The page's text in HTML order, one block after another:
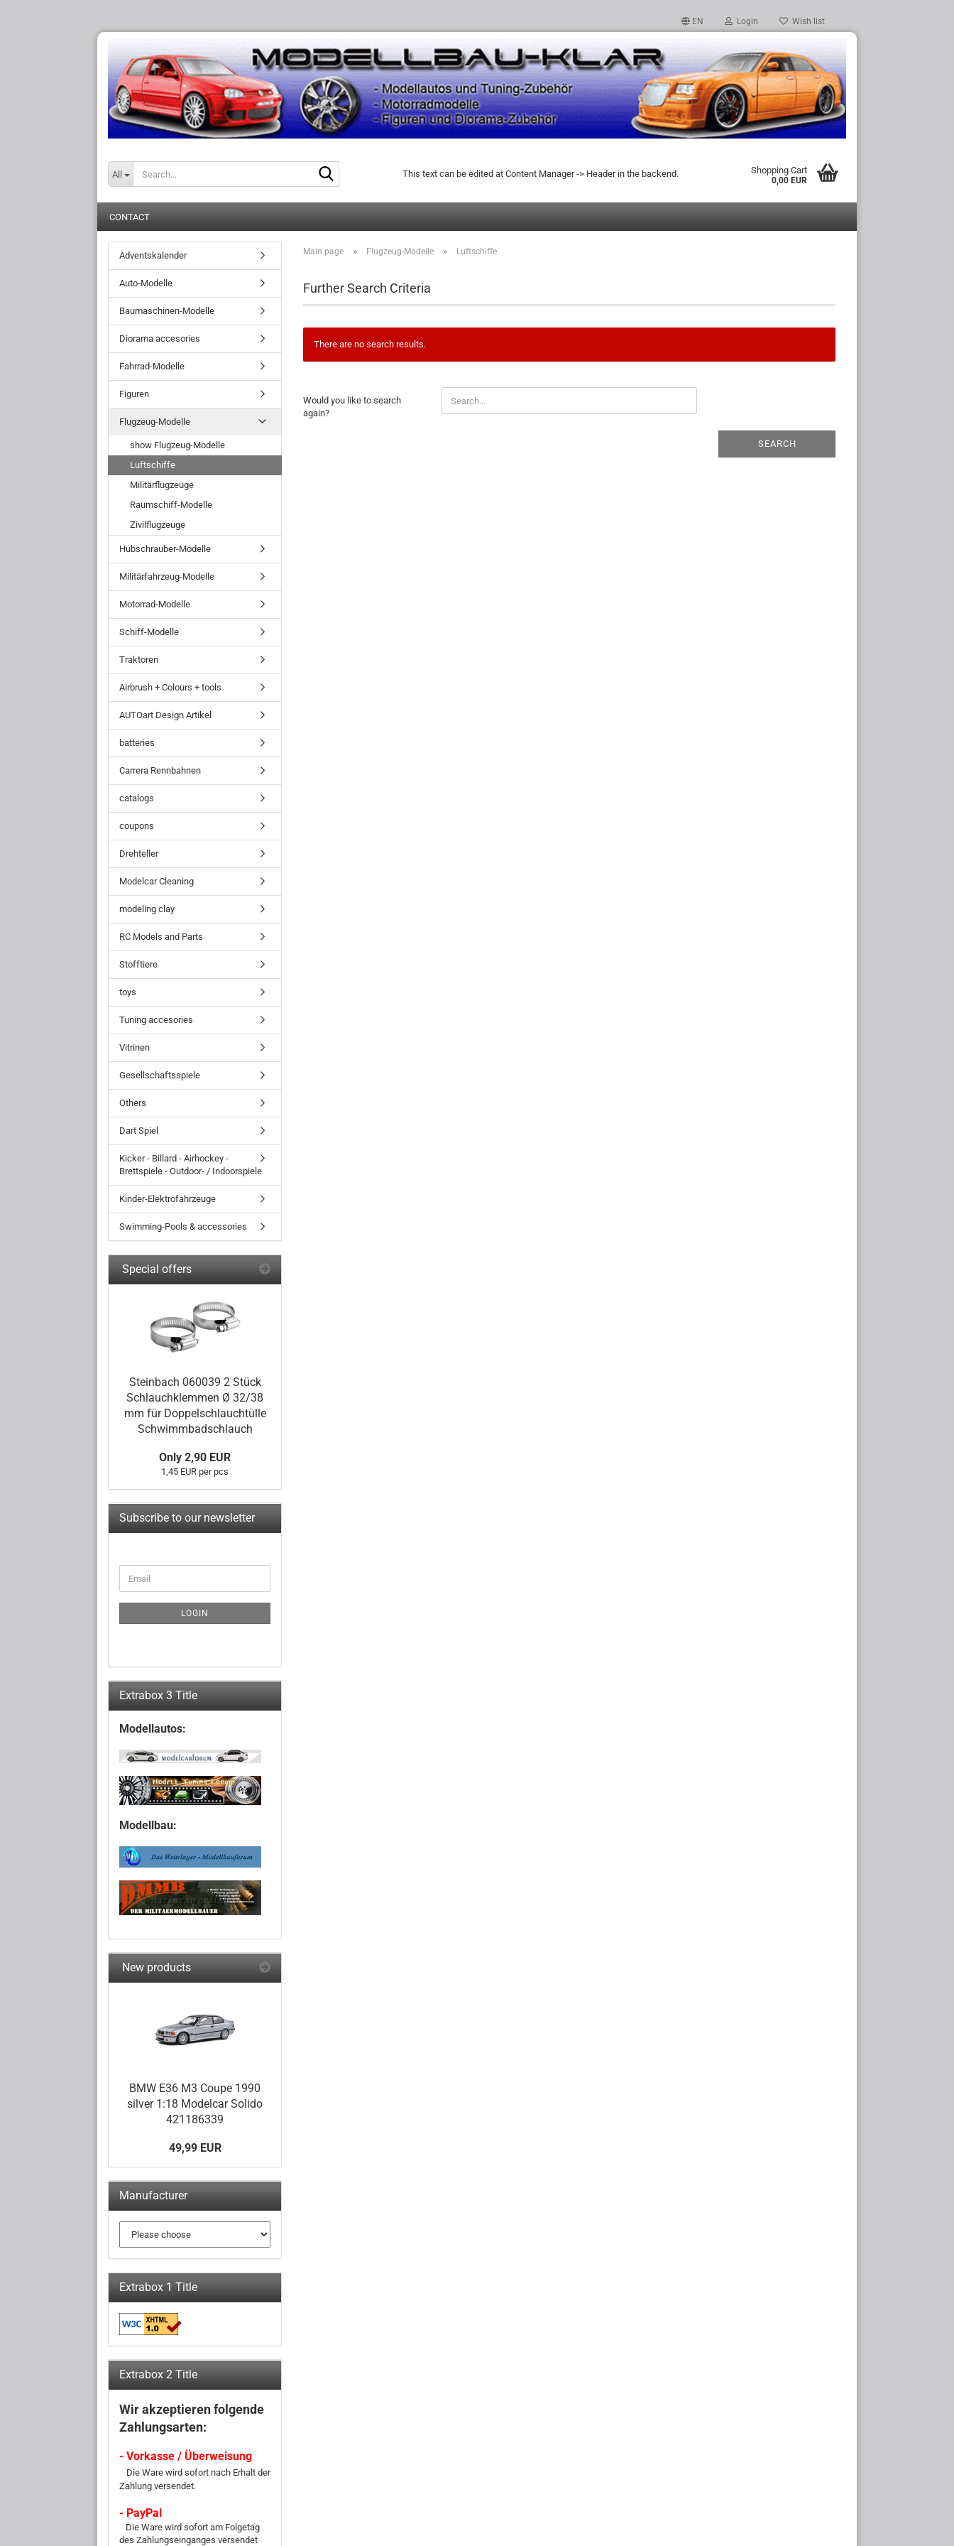
EN Login Wish list
All This text can be edited at Content Manager -> Header in the backend. Shopping Cart
0,00 EUR
CONTACT
Main page » Flugzeug-Modelle » Luftschiffe
Further Search Criteria
There are no search results.
YOU
LIKE
Would you like to search
again?
SEARCH
Adventskalender
Auto-Modelle
Baumaschinen-Modelle
Diorama accesories
Fahrrad-Modelle
Figuren
Flugzeug-Modelle
show Flugzeug-Modelle
Luftschiffe
Militärflugzeuge
Raumschiff-Modelle
Zivilflugzeuge
Hubschrauber-Modelle
Militärfahrzeug-Modelle
Motorrad-Modelle
Schiff-Modelle
Traktoren
Airbrush + Colours + tools
AUTOart Design Artikel
batteries
Carrera Rennbahnen
catalogs
coupons
Drehteller
Modelcar Cleaning
modeling clay
RC Models and Parts
Stofftiere
toys
Tuning accesories
Vitrinen
Gesellschaftsspiele
Others
Dart Spiel
Kicker - Billard - Airhockey -
Brettspiele - Outdoor- / Indoorspiele
Kinder-Elektrofahrzeuge
Swimming-Pools & accessories
Special offers
Steinbach 060039 2 Stück
Schlauchklemmen Ø 32/38
mm für Doppelschlauchtülle
Schwimmbadschlauch
Only 2,90 EUR
1,45 EUR per pcs
Subscribe to our newsletter
TO
SUBSCRIPTION
PAGE
Email
LOGIN
Extrabox 3 Title
Modellautos:
Modellbau:
New products
BMW E36 M3 Coupe 1990
silver 1:18 Modelcar Solido
421186339
49,99 EUR
Manufacturer
Extrabox 1 Title
Extrabox 2 Title
Wir akzeptieren folgende
Zahlungsarten:
- Vorkasse / Überweisung
Die Ware wird sofort nach Erhalt der
Zahlung versendet.
- PayPal
Die Ware wird sofort am Folgetag
des Zahlungseinganges versendet